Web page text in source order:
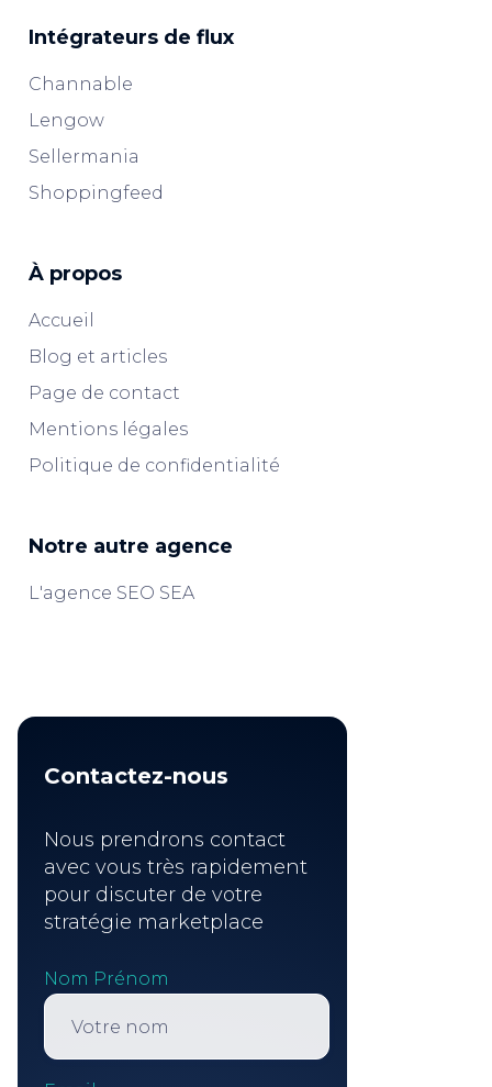
Contactez-nous
Nous prendrons contact
avec vous très rapidement
pour discuter de votre
stratégie marketplace
Nom Prénom
Intégrateurs de flux
Channable
Lengow
Sellermania
Shoppingfeed
À propos
Accueil
Blog et articles
Page de contact
Mentions légales
Politique de confidentialité
Notre autre agence
L'agence SEO SEA